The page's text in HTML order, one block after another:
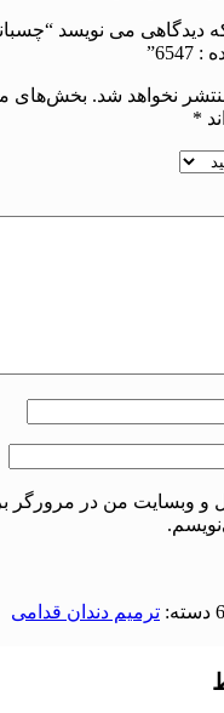
دیدگاهی می نویسد
نخواهد شد. بخش‌های
*
و وبسایت من در مرورگر
دسته: ترمیم دندان قدامی